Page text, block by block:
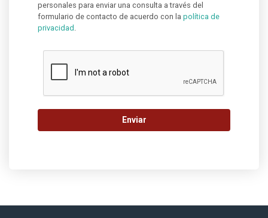
personales para enviar una consulta a través del
formulario de contacto de acuerdo con la política de
privacidad .
Enviar